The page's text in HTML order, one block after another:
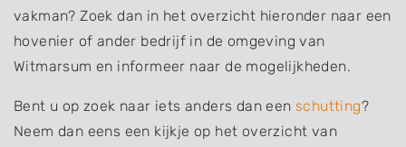
vakman? Zoek dan in het overzicht hieronder naar een
hovenier of ander bedrijf in de omgeving van
Witmarsum en informeer naar de mogelijkheden.
Bent u op zoek naar iets anders dan een schutting?
Neem dan eens een kijkje op het overzicht van